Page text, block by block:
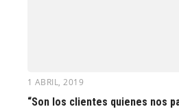
1 ABRIL, 2019
“Son los clientes quienes nos